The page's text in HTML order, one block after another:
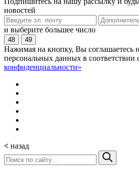
новостей
и выберите большее число
48 49
Нажимая на кнопку, Вы соглашаетесь
персональных данных в соответствии
конфиденциальности»
< назад